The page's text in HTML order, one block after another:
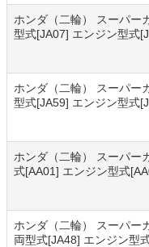
ホンダ（二輪） スーパー
型式[JA07] エンジン型式
ホンダ（二輪） スーパー
型式[JA59] エンジン型式
ホンダ（二輪） スーパー
式[AA01] エンジン型式
ホンダ（二輪） スーパー
両型式[JA48] エンジン型